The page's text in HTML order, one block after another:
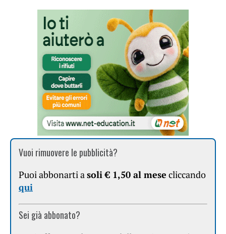
Vuoi rimuovere le pubblicità?
Puoi abbonarti asoli € 1,50 al mese cliccando
qui
Sei già abbonato?